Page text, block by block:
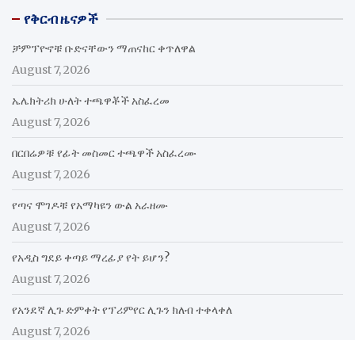
የቅርብ ዜናዎች
ቻምፕዮኖቹ ቡድናቸውን ማጠናከር ቀጥለዋል
August 7, 2026
ኤሌክትሪክ ሁለት ተጫዋቾች አስፈረመ
August 7, 2026
በርበሬዎቹ የፊት መስመር ተጫዋች አስፈረሙ
August 7, 2026
የጣና ሞገዶቹ የአማካዩን ውል አራዘሙ
August 7, 2026
የአዲስ ግደይ ቀጣይ ማረፊያ የት ይሆን?
August 7, 2026
የአንደኛ ሊጉ ድምቀት የፕሪምየር ሊጉን ክለብ ተቀላቀለ
August 7, 2026